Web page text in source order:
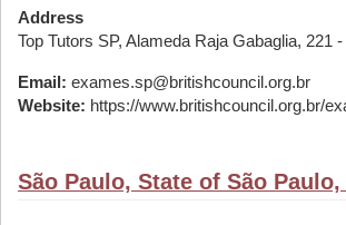
Address
Top Tutors SP, Alameda Raja Gabaglia, 221 -
Email: exames.sp@britishcouncil.org.br
Website: https://www.britishcouncil.org.br/
São Paulo, State of São Paulo,